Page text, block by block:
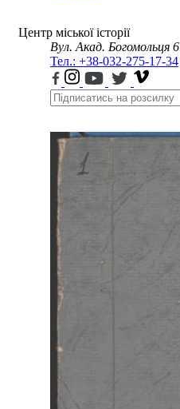
Центр міської історії
Вул. Акад. Богомольця 6
Тел.: +38-032-275-17-34